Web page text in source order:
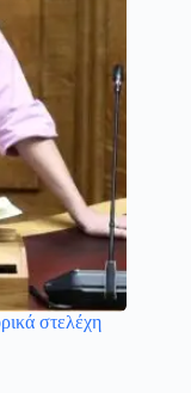
στελέχη